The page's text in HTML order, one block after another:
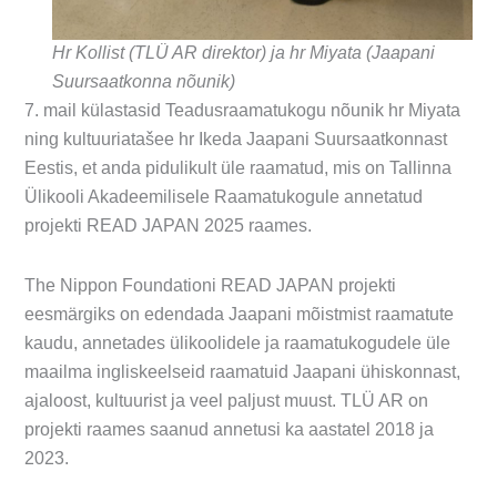
Hr Kollist (TLÜ AR direktor) ja hr Miyata (Jaapani
Suursaatkonna nõunik)
7. mail külastasid Teadusraamatukogu nõunik hr Miyata
ning kultuuriatašee hr Ikeda Jaapani Suursaatkonnast
Eestis, et anda pidulikult üle raamatud, mis on Tallinna
Ülikooli Akadeemilisele Raamatukogule annetatud
projekti READ JAPAN 2025 raames.
The Nippon Foundationi READ JAPAN projekti
eesmärgiks on edendada Jaapani mõistmist raamatute
kaudu, annetades ülikoolidele ja raamatukogudele üle
maailma ingliskeelseid raamatuid Jaapani ühiskonnast,
ajaloost, kultuurist ja veel paljust muust. TLÜ AR on
projekti raames saanud annetusi ka aastatel 2018 ja
2023.